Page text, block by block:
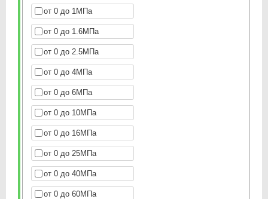
от 0 до 1МПа
от 0 до 1.6МПа
от 0 до 2.5МПа
от 0 до 4МПа
от 0 до 6МПа
от 0 до 10МПа
от 0 до 16МПа
от 0 до 25МПа
от 0 до 40МПа
от 0 до 60МПа